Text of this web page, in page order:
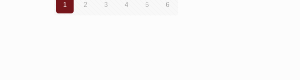
1 2 3 4 5 6